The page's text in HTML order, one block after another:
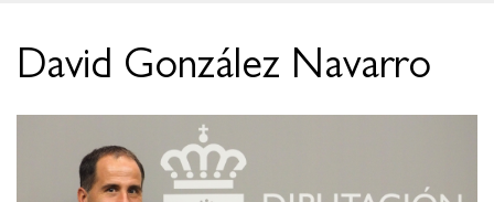
David González Navarro